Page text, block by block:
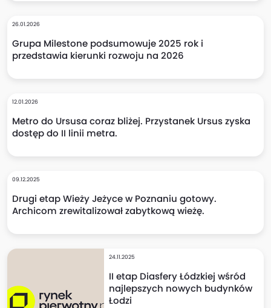
26.01.2026
Grupa Milestone podsumowuje 2025 rok i
przedstawia kierunki rozwoju na 2026
12.01.2026
Metro do Ursusa coraz bliżej. Przystanek Ursus zyska
dostęp do II linii metra.
09.12.2025
Drugi etap Wieży Jeżyce w Poznaniu gotowy.
Archicom zrewitalizował zabytkową wieżę.
24.11.2025
II etap Diasfery Łódzkiej wśród
najlepszych nowych budynków
Łodzi